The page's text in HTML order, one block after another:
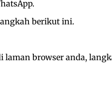
berikut ini.
laman browser anda,